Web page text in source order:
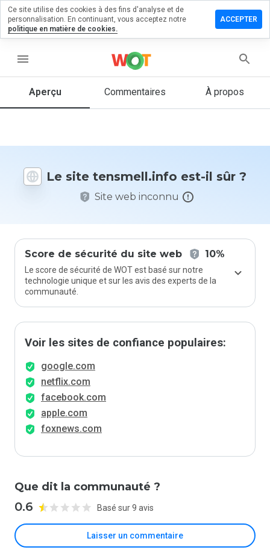
menu
Aperçu Commentaires À propos
Le site tensmell.info est-il sûr ?
Site web inconnu
Score de sécurité du site web 10%
Le score de sécurité de WOT est basé sur notre
technologie unique et sur les avis des experts de la
communauté.
Voir les sites de confiance populaires:
google.com
netflix.com
facebook.com
apple.com
foxnews.com
Que dit la communauté ?
0.6 Basé sur 9 avis
Laisser un commentaire
un
1 et 5
vous à ce
site ?
Ce site utilise des cookies à des fins d'analyse et de
personnalisation. En continuant, vous acceptez notre
politique en matière de cookies.
ACCEPTER